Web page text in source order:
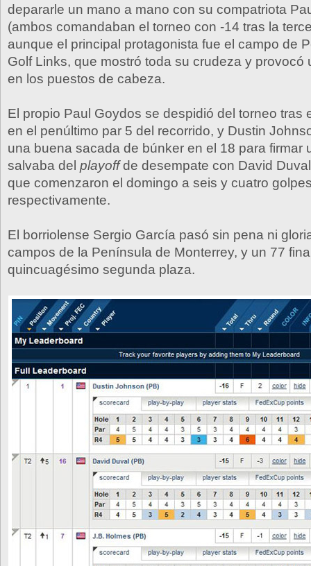
depararle un mano a mano con su compatriota
(ambos comandaban el torneo con -14 tras la
aunque el principal protagonista fue el campo de
Golf Links, que mostró toda su crudeza y provocó
en los puestos de cabeza.
El propio Paul Goydos se despidió del torneo tras
en el penúltimo par 5 del recorrido, y Dustin
una buena sacada de búnker en el 18 para firmar
salvaba del playoffde desempate con David
que comenzaron el domingo a seis y cuatro
respectivamente.
El borriolense Sergio García pasó sin pena ni
campos de la Península de Monterrey, y un 77
quincuagésimo segunda plaza.